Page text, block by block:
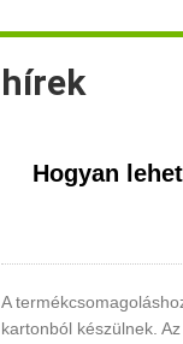
hírek
Hogyan
A
kartonból készülnek.